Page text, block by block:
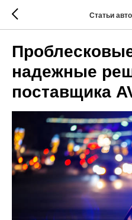
Статьи
надежные
поставщика